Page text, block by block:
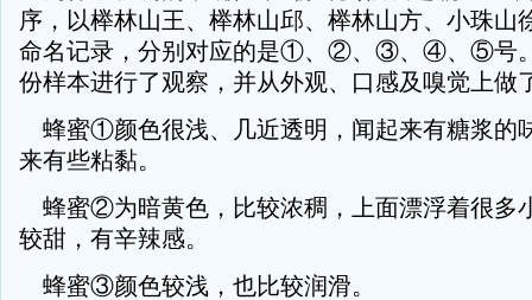
序，以榉林山王、榉林山邱、榉林山方、小珠山
命名记录，分别对应的是①、②、③、④、⑤号
份样本进行了观察，并从外观、口感及嗅觉上做
蜂蜜①颜色很浅、几近透明，闻起来有糖浆的
来有些粘黏。
蜂蜜②为暗黄色，比较浓稠，上面漂浮着很多
较甜，有辛辣感。
蜂蜜③颜色较浅，也比较润滑。